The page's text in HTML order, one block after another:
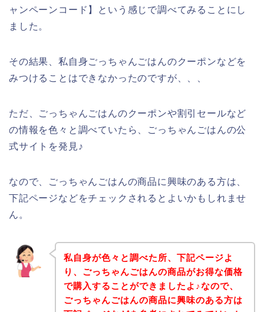
ャンペーンコード】という感じで調べてみることにし
ました。
その結果、私自身ごっちゃんごはんのクーポンなどを
みつけることはできなかったのですが、、、
ただ、ごっちゃんごはんのクーポンや割引セールなど
の情報を色々と調べていたら、ごっちゃんごはんの公
式サイトを発見♪
なので、ごっちゃんごはんの商品に興味のある方は、
下記ページなどをチェックされるとよいかもしれませ
ん。
私自身が色々と調べた所、下記ページよ
り、ごっちゃんごはんの商品がお得な価格
で購入することができましたよ♪なので、
ごっちゃんごはんの商品に興味のある方は